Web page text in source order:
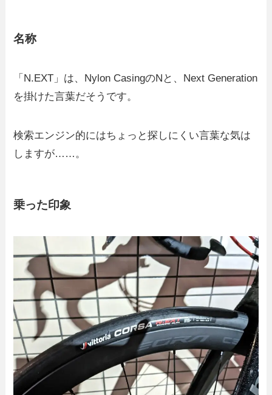
名称
「N.EXT」は、Nylon CasingのNと、Next Generation
を掛けた言葉だそうです。
検索エンジン的にはちょっと探しにくい言葉な気は
しますが……。
乗った印象